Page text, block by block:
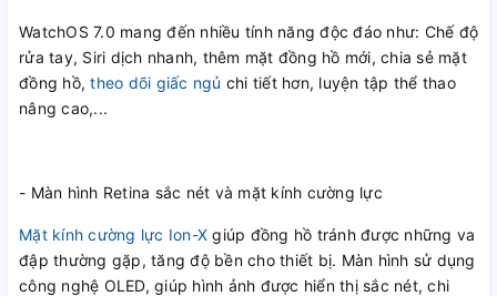
WatchOS 7.0 mang đến nhiều tính năng độc đáo như: Chế độ
rửa tay, Siri dịch nhanh, thêm mặt đồng hồ mới, chia sẻ mặt
đồng hồ,theo dõi giấc ngủ chi tiết hơn, luyện tập thể thao
nâng cao,...
- Màn hình Retina sắc nét và mặt kính cường lực
Mặt kính cường lực Ion-Xgiúp đồng hồ tránh được những va
đập thường gặp, tăng độ bền cho thiết bị. Màn hình sử dụng
công nghệ OLED, giúp hình ảnh được hiển thị sắc nét, chi